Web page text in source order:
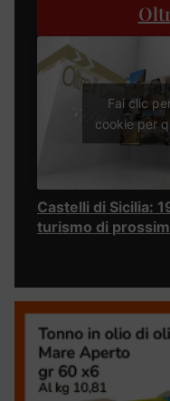
Fai clic
cookie per
Castelli di Sicilia:
turismo di